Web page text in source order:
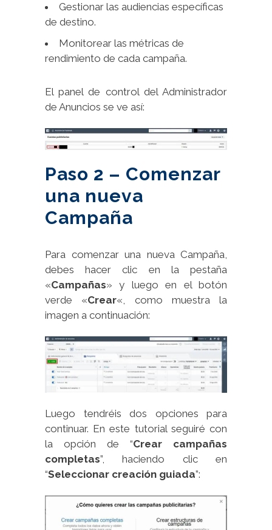
Gestionar las audiencias específicas
de destino.
Monitorear las métricas de
rendimiento de cada campaña.
El panel de control del Administrador
de Anuncios se ve así:
Paso 2 – Comenzar
una nueva
Campaña
Para comenzar una nueva Campaña,
debes hacer clic en la pestaña
«Campañas» y luego en el botón
verde «Crear«, como muestra la
imagen a continuación:
Luego tendréis dos opciones para
continuar. En este tutorial seguiré con
la opción de “Crear campañas
completas”, haciendo clic en
“Seleccionar creación guiada”: